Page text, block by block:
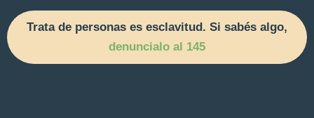
Trata de personas es esclavitud. Si sabés algo,
denuncialo al 145